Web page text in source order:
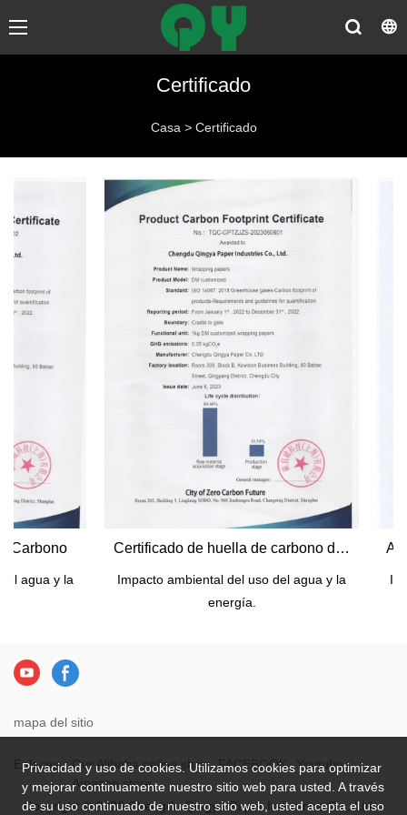
Certificado
Casa > Certificado
agua y la
Certificado de huella de carbono del papel de regalo.
Impacto ambiental del uso del agua y la
energía.
mapa del sitio
Enlaces：Our Alibaba online shop FACEBOOK
Youtube
Amazon store
Copyright © 2026 Chengdu Qingya Paper Industries Co., Ltd. -
Privacidad y uso de cookies. Utilizamos cookies para optimizar
y mejorar continuamente nuestro sitio web para usted. A través
de su uso continuado de nuestro sitio web, usted acepta el uso